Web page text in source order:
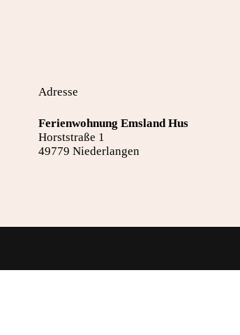
Adresse
Ferienwohnung Emsland Hus
Horststraße 1
49779 Niederlangen